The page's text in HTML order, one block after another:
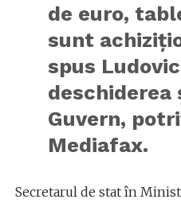
de euro,
sunt
spus
deschiderea
Guvern,
Mediafax.
Secretarul de stat în